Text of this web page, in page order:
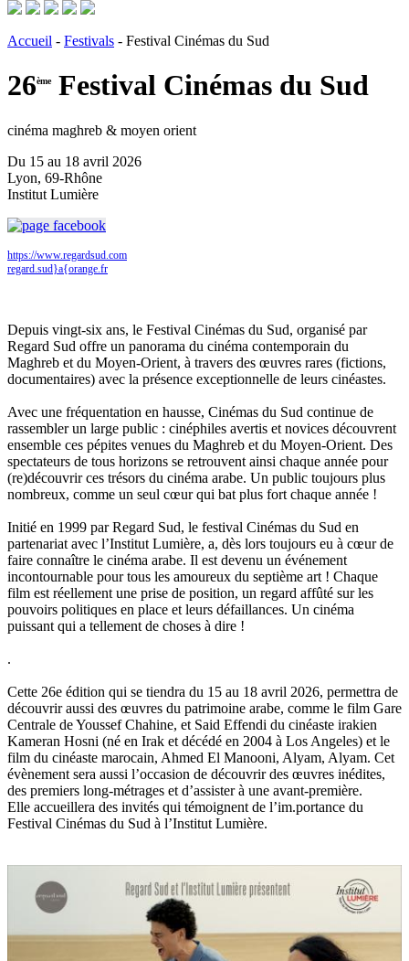
Accueil - Festivals - Festival Cinémas du Sud
26èmeFestival Cinémas du Sud
cinéma maghreb & moyen orient
Du 15 au 18 avril 2026
Lyon, 69-Rhône
Institut Lumière
https://www.regardsud.com
regard.sud}a{orange.fr
Depuis vingt-six ans, le Festival Cinémas du Sud, organisé par
Regard Sud offre un panorama du cinéma contemporain du
Maghreb et du Moyen-Orient, à travers des œuvres rares (fictions,
documentaires) avec la présence exceptionnelle de leurs cinéastes.
Avec une fréquentation en hausse, Cinémas du Sud continue de
rassembler un large public : cinéphiles avertis et novices découvrent
ensemble ces pépites venues du Maghreb et du Moyen-Orient. Des
spectateurs de tous horizons se retrouvent ainsi chaque année pour
(re)découvrir ces trésors du cinéma arabe. Un public toujours plus
nombreux, comme un seul cœur qui bat plus fort chaque année !
Initié en 1999 par Regard Sud, le festival Cinémas du Sud en
partenariat avec l’Institut Lumière, a, dès lors toujours eu à cœur de
faire connaître le cinéma arabe. Il est devenu un événement
incontournable pour tous les amoureux du septième art ! Chaque
film est réellement une prise de position, un regard affûté sur les
pouvoirs politiques en place et leurs défaillances. Un cinéma
puissant qui a tellement de choses à dire !
.
Cette 26e édition qui se tiendra du 15 au 18 avril 2026, permettra de
découvrir aussi des œuvres du patrimoine arabe, comme le film Gare
Centrale de Youssef Chahine, et Said Effendi du cinéaste irakien
Kameran Hosni (né en Irak et décédé en 2004 à Los Angeles) et le
film du cinéaste marocain, Ahmed El Manooni, Alyam, Alyam. Cet
évènement sera aussi l’occasion de découvrir des œuvres inédites,
des premiers long-métrages et d’assister à une avant-première.
Elle accueillera des invités qui témoignent de l’im.portance du
Festival Cinémas du Sud à l’Institut Lumière.